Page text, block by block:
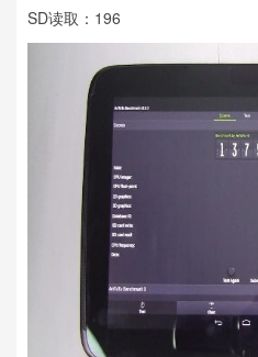
SD读取：196